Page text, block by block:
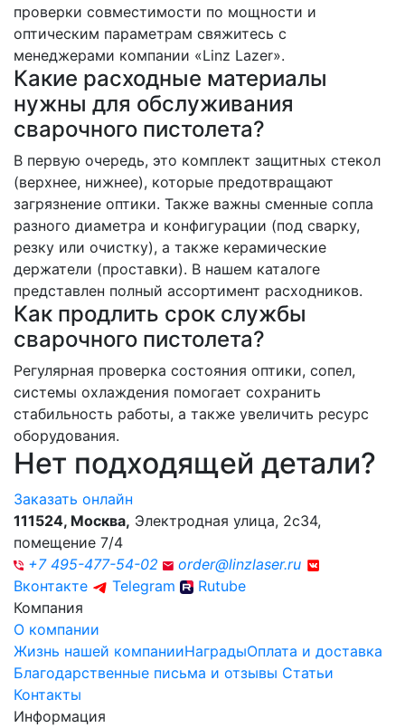
проверки совместимости по мощности и
оптическим параметрам свяжитесь с
менеджерами компании «Linz Lazer».
Какие расходные материалы
нужны для обслуживания
сварочного пистолета?
В первую очередь, это комплект защитных стекол
(верхнее, нижнее), которые предотвращают
загрязнение оптики. Также важны сменные сопла
разного диаметра и конфигурации (под сварку,
резку или очистку), а также керамические
держатели (проставки). В нашем каталоге
представлен полный ассортимент расходников.
Как продлить срок службы
сварочного пистолета?
Регулярная проверка состояния оптики, сопел,
системы охлаждения помогает сохранить
стабильность работы, а также увеличить ресурс
оборудования.
Нет подходящей детали?
Заказать онлайн
111524, Москва, Электродная улица, 2с34,
помещение 7/4
+7 495-477-54-02
order@linzlaser.ru
Вконтакте
Telegram
Rutube
Компания
О компании
Жизнь нашей компанииНаградыОплата и доставка
Благодарственные письма и отзывы Статьи
Контакты
Информация